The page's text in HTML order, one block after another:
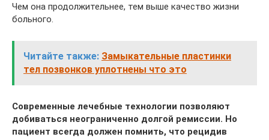
Чем она продолжительнее, тем выше качество жизни
больного.
Читайте также: Замыкательные пластинки
тел позвонков уплотнены что это
Современные лечебные технологии позволяют
добиваться неограниченно долгой ремиссии. Но
пациент всегда должен помнить, что рецидив